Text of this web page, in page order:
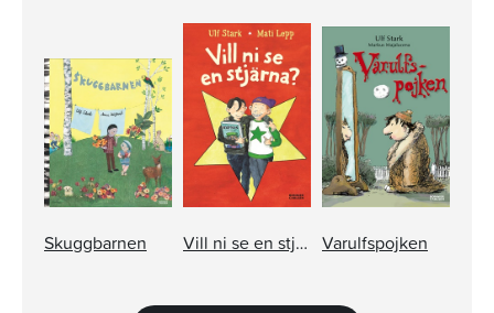
Skuggbarnen Vill ni se en stjärna? Varulfspojken